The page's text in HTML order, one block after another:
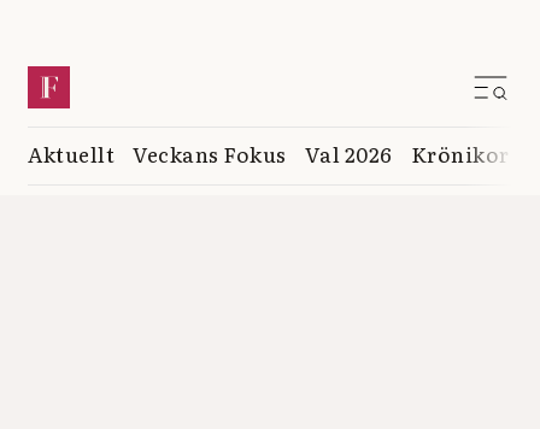
Aktuellt Veckans Fokus Val 2026 Krönikor